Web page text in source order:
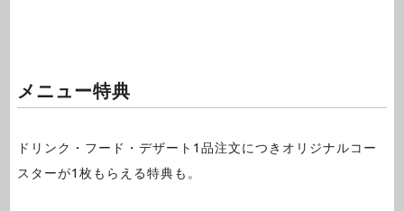
メニュー特典
ドリンク・フード・デザート1品注文につきオリジナルコー
スターが1枚もらえる特典も。